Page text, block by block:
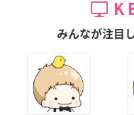
みんなが注目